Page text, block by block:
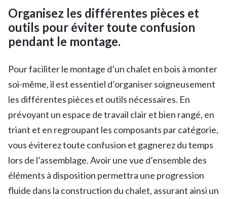
Organisez les différentes pièces et
outils pour éviter toute confusion
pendant le montage.
Pour faciliter le montage d’un chalet en bois à monter
soi-même, il est essentiel d’organiser soigneusement
les différentes pièces et outils nécessaires. En
prévoyant un espace de travail clair et bien rangé, en
triant et en regroupant les composants par catégorie,
vous éviterez toute confusion et gagnerez du temps
lors de l’assemblage. Avoir une vue d’ensemble des
éléments à disposition permettra une progression
fluide dans la construction du chalet, assurant ainsi un